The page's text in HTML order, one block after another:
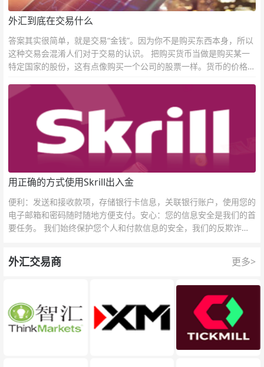
外汇到底在交易什么
答案其实很简单，就是交易“金钱”。因为你不是购买东西本身，所以
这种交易会混淆人们对于交易的认识。 把购买货币当做是购买某一
特定国家的股份，这有点像购买一个公司的股票一样。货币的价格直
用正确的方式使用Skrill出入金
便利：发送和接收款项，存储银行卡信息，关联银行账户，使用您的
电子邮箱和密码随时随地方便支付。安心：您的信息安全是我们的首
要任务。 我们始终保护您个人和付款信息的安全，我们的反欺诈团
外汇交易商 更多>